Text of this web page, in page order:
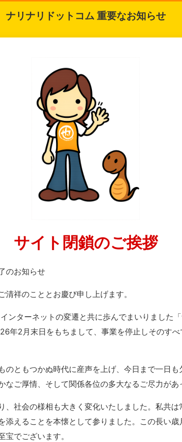
ナリナリドットコム 重要なお知らせ
サイト閉鎖のご挨拶
のお知らせ
祥のこととお慶び申し上げます。
ンターネットの変遷と共に歩んでまいりました
年2月末日をもちまして、事業を停止しそのす
のともつかぬ時代に産声を上げ、今日まで一日
ご厚情、そして関係各位の多大なるご尽力があ
、社会の様相も大きく変化いたしました。私共
添えることを本懐として参りました。この長い
でございます。